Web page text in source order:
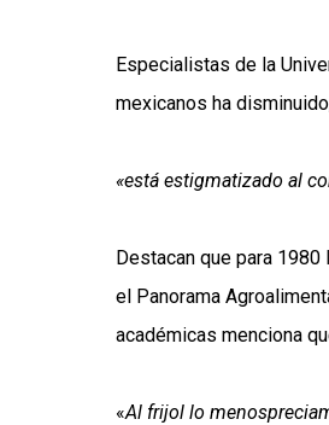
Especialistas de la
mexicanos ha
«está estigmatizado al
Destacan que para
el Panorama
académicas menciona
«Al frijol lo